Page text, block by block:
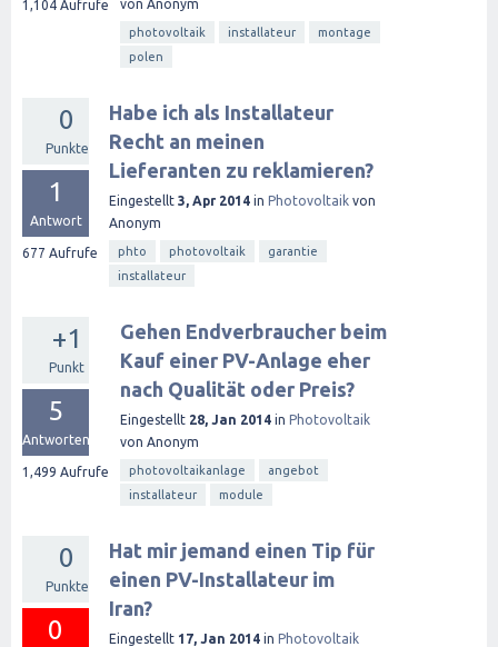
1,104 Aufrufe von Anonym
photovoltaik installateur
montage
polen
0
Punkte
1
Antwort
677 Aufrufe
Habe ich als Installateur
Recht an meinen
Lieferanten zu reklamieren?
Eingestellt 3, Apr 2014 in Photovoltaik von
Anonym
phto photovoltaik
garantie
installateur
+1
Punkt
5
Antworten
1,499 Aufrufe
Gehen Endverbraucher beim
Kauf einer PV-Anlage eher
nach Qualität oder Preis?
Eingestellt 28, Jan 2014 in Photovoltaik
von Anonym
photovoltaikanlage
angebot
installateur
module
0
Punkte
0
Hat mir jemand einen Tip für
einen PV-Installateur im
Iran?
Eingestellt 17, Jan 2014 in Photovoltaik